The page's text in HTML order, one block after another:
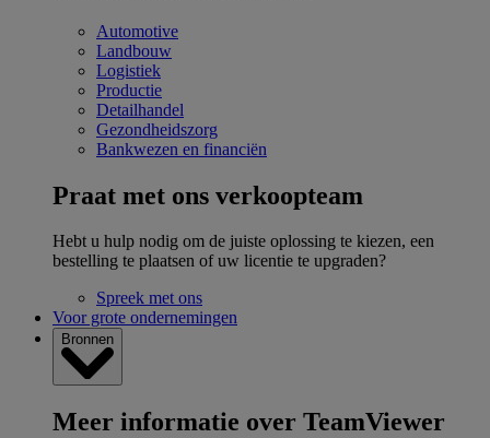
Automotive
Landbouw
Logistiek
Productie
Detailhandel
Gezondheidszorg
Bankwezen en financiën
Praat met ons verkoopteam
Hebt u hulp nodig om de juiste oplossing te kiezen, een
bestelling te plaatsen of uw licentie te upgraden?
Spreek met ons
Voor grote ondernemingen
Bronnen
Meer informatie over TeamViewer